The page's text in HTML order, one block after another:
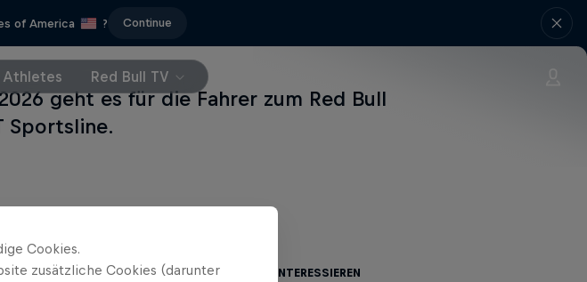
of America ? Continue
Athletes Red Bull TV
geht es für die Fahrer zum Red Bull
Sportsline.
Das könnte dich auch interessieren
Cookies.
zusätzliche Cookies (darunter